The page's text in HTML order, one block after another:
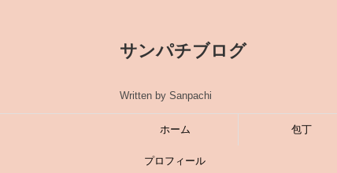
サンパチブログ
Written by Sanpachi
ホーム 包丁
プロフィール